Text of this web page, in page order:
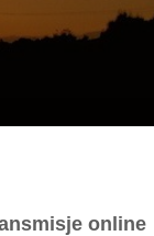
online